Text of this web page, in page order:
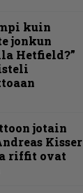
kuin
jonkun
Hetfield?”
jotain
Kisser
riffit ovat